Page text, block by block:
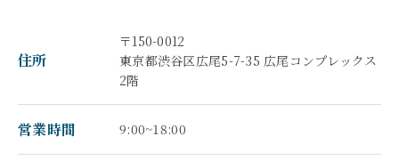
住所
〒150-0012
東京都渋谷区広尾5-7-35 広尾コンプレックス
2階
営業時間 9:00~18:00